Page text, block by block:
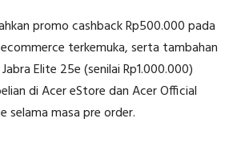
promo cashback Rp500.000 pada
terkemuka, serta tambahan
Elite 25e (senilai Rp1.000.000)
di Acer eStore dan Acer Official
selama masa pre order.